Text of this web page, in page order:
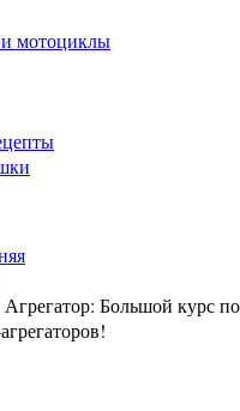
мотоциклы
Большой курс